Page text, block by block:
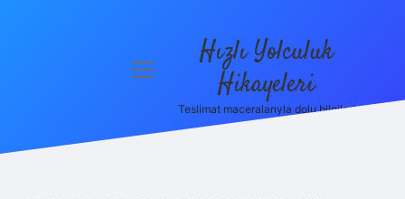
menüyü
Hızlı Yolculuk
Hikayeleri
Teslimat maceralarıyla dolu bilgiler!